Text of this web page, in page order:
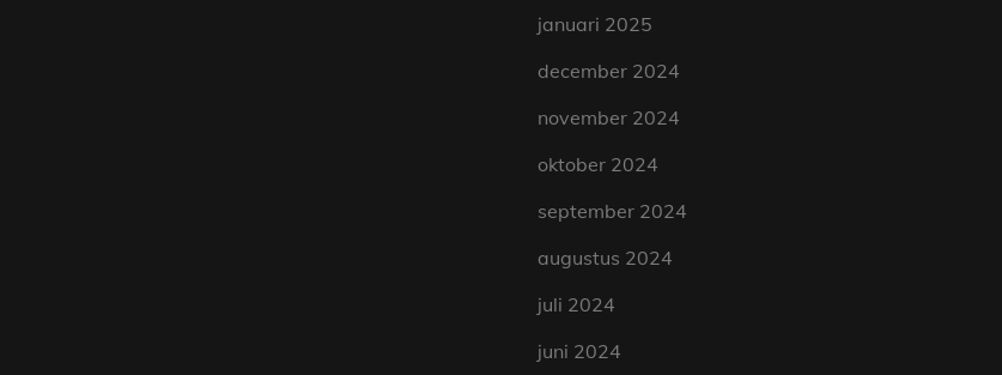
januari 2025
december 2024
november 2024
oktober 2024
september 2024
augustus 2024
juli 2024
juni 2024